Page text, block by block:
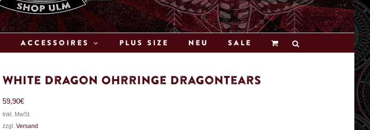
Accessoires Plus Size Neu Sale
White Dragon Ohrringe Dragontears
59,90€
Inkl. MwSt.
zzgl. Versand